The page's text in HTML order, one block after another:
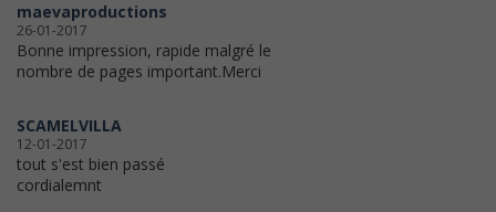
maevaproductions
26-01-2017
Bonne impression, rapide malgré le
nombre de pages important.Merci
SCAMELVILLA
12-01-2017
tout s'est bien passé
cordialemnt